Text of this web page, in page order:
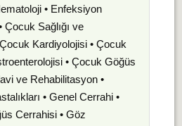
• Enfeksiyon
Çocuk Sağlığı ve
Kardiyolojisi • Çocuk
• Çocuk Göğüs
ve Rehabilitasyon •
• Genel Cerrahi •
Cerrahisi • Göz